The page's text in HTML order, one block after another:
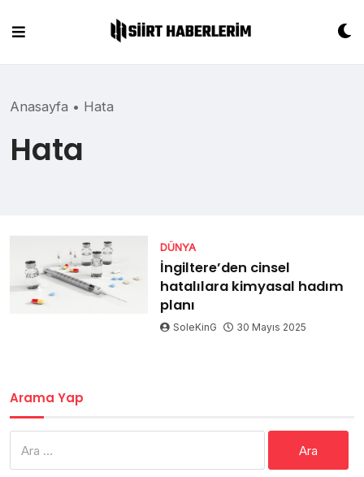
content
Anasayfa • Hata
Hata
DÜNYA
İngiltere’den cinsel
hatalılara kimyasal hadım
planı
SoleKinG 30 Mayıs 2025
Arama Yap